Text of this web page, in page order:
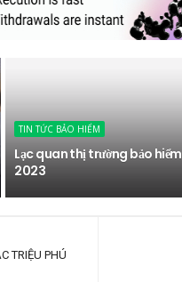
TIN TỨC BẢO HIỂM
Lạc quan thị trường bảo hiểm
2023
TRIỆU PHÚ